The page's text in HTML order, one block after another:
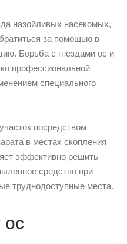
назойливых насекомых,
за помощью в
Борьба с гнездами ос и
профессиональной
специального
посредством
в местах скопления
эффективно решить
средство при
труднодоступные места.
ос